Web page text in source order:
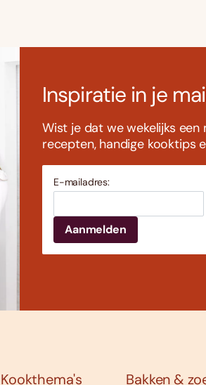
Inspiratie in je
Wist je dat we wekelijks
recepten, handige kooktips
E-mailadres:
Kookthema's Bakken &